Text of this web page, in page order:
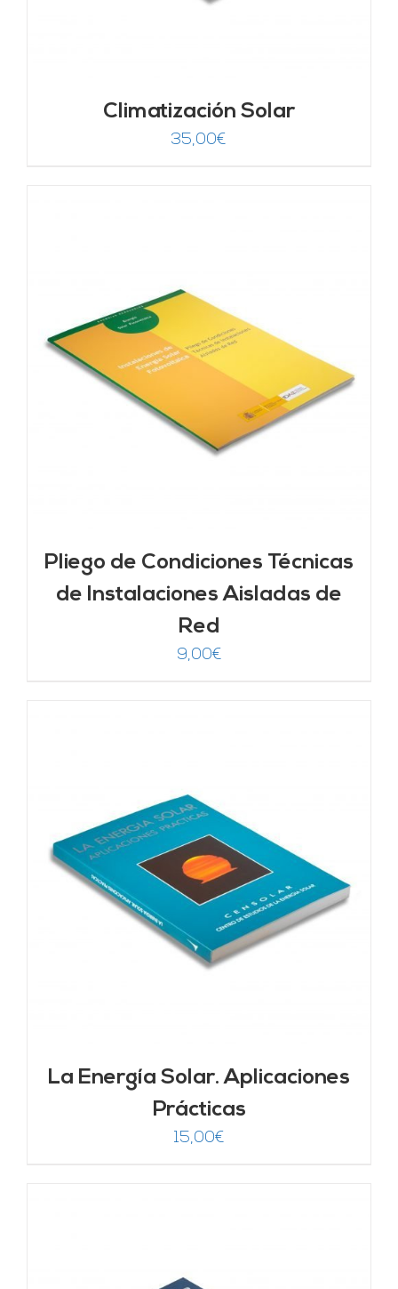
Climatización Solar
35,00€
Pliego de Condiciones Técnicas
de Instalaciones Aisladas de
Red
9,00€
La Energía Solar. Aplicaciones
Prácticas
15,00€